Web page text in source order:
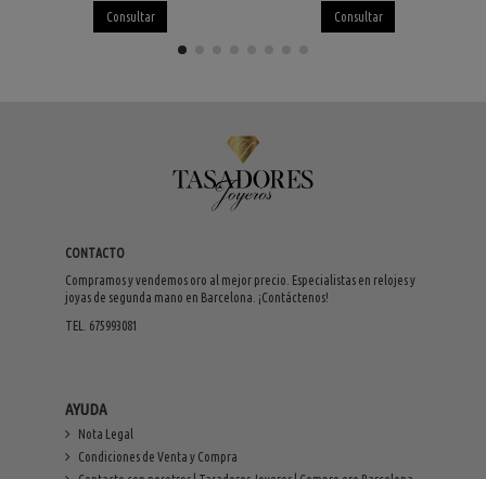
Consultar Consultar
CONTACTO
Compramos y vendemos oro al mejor precio. Especialistas en relojes y
joyas de segunda mano en Barcelona. ¡Contáctenos!
TEL. 675993081
AYUDA
Nota Legal
Condiciones de Venta y Compra